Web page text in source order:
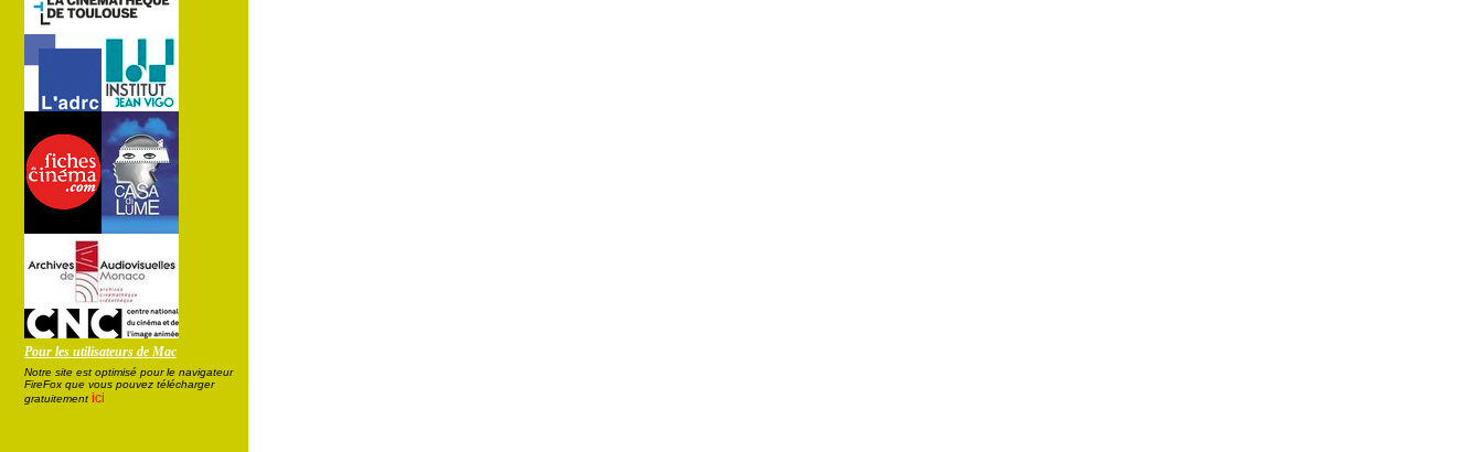
Pour les utilisateurs de Mac
Notre site est optimisé pour le navigateur
FireFox que vous pouvez télécharger
gratuitement ici